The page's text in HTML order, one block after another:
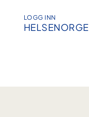
LOGG INN
HELSENORGE